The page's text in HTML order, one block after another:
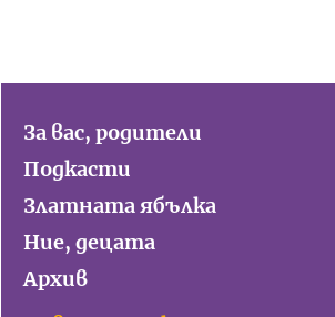
За вас, родители
Подкасти
Златната ябълка
Ние, децата
Архив